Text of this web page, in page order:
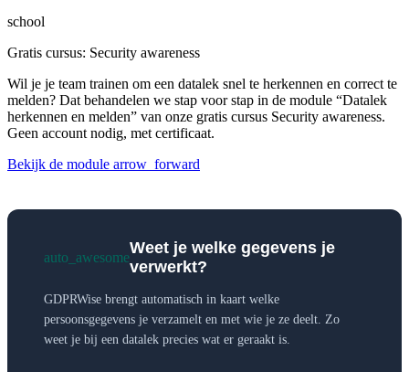
school
Gratis cursus: Security awareness
Wil je je team trainen om een datalek snel te herkennen en correct te
melden? Dat behandelen we stap voor stap in de module “Datalek
herkennen en melden” van onze gratis cursus Security awareness.
Geen account nodig, met certificaat.
Bekijk de module arrow_forward
auto_awesome
Weet je welke gegevens je
verwerkt?
GDPRWise brengt automatisch in kaart welke
persoonsgegevens je verzamelt en met wie je ze deelt. Zo
weet je bij een datalek precies wat er geraakt is.